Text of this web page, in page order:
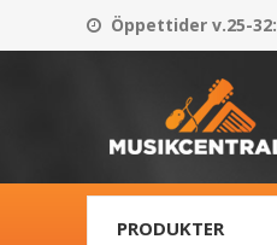
Öppettider v.25-32:
PRODUKTER